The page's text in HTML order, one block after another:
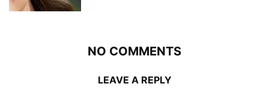
NO COMMENTS
LEAVE A REPLY